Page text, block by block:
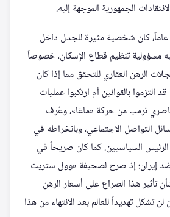
الجمهورية الموجهة إليه.
يُذكر أن بولتي، البالغ 38 عاماً، كان شخصية مثيرة للجدل داخل
مسؤولية تنظيم قطاع الإسكان، خصوصاً
الرهن العقاري للتحقق مما إذا كان
بالقوانين أم ارتكبوا عمليات
ترمب من حركة «ماغا»، وعُرف
التواصل الاجتماعي، وبانخراطه في
السياسيين. كما كان صريحاً في
إيران؛ إذ صرح لصحيفة «وول ستريت
تأثير هذا الصراع على أسعار الرهن
لن تشكل تهديداً للعالم بعد الانتهاء من هذا